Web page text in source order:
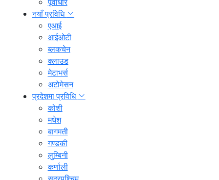
नयाँ प्रविधि
एआई
आईओटी
ब्लकचेन
क्लाउड
मेटाभर्स
अटोमेसन
प्रदेशमा प्रविधि
कोशी
मधेश
बागमती
गण्डकी
लुम्बिनी
कर्णाली